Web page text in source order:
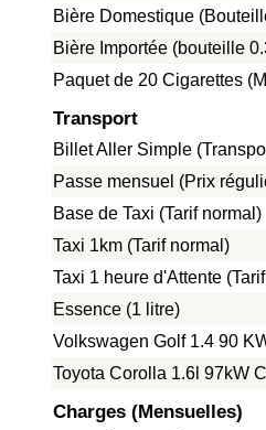
Bière Domestique
Bière Importée (bouteille
Paquet de 20 Cigarettes
Transport
Billet Aller Simple
Passe mensuel (Prix
Base de Taxi (Tarif normal)
Taxi 1km (Tarif normal)
Taxi 1 heure d'Attente
Essence (1 litre)
Volkswagen Golf 1.4 90
Toyota Corolla 1.6l 97kW
Charges (Mensuelles)